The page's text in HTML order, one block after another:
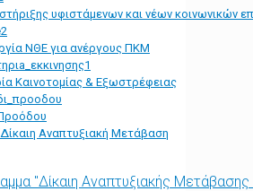
υφιστάμενων και νέων κοινωνικών
ΝΘΕ για ανέργους ΠΚΜ
Kαινοτομίας & Εξωστρέφειας
Αναπτυξιακή Μετάβαση
"Δίκαιη Αναπτυξιακής